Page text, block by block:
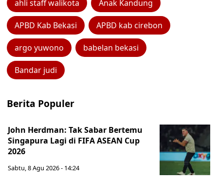
ahli staff walikota Anak Kandung
APBD Kab Bekasi APBD kab cirebon
argo yuwono babelan bekasi
Bandar judi
Berita Populer
John Herdman: Tak Sabar Bertemu
Singapura Lagi di FIFA ASEAN Cup
2026
Sabtu, 8 Agu 2026 - 14:24